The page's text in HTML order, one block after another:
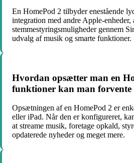
En HomePod 2 tilbyder enestående
integration med andre Apple-enheder,
stemmestyringsmuligheder gennem
udvalg af musik og smarte funktioner.
Hvordan opsætter man en
funktioner kan man forvente
Opsætningen af en HomePod 2 er
eller iPad. Når den er konfigureret,
at streame musik, foretage opkald,
opdaterede nyheder og meget mere.